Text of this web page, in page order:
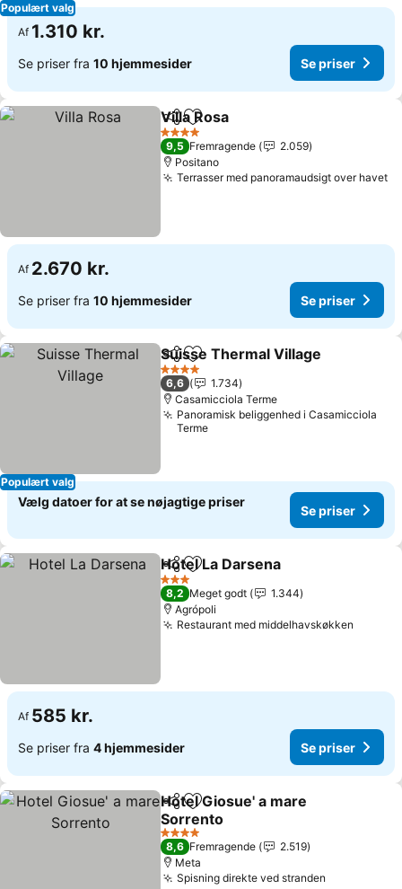
Populært valg
Af 1.310 kr.
Se priser fra 10 hjemmesider Se priser
Del Føj til favoritter
Villa Rosa
4 Stjerner
9,5 Fremragende
2.059
Positano
Terrasser med panoramaudsigt over havet
Af 2.670 kr.
Se priser fra 10 hjemmesider Se priser
Populært valg
Del Føj til favoritter
Suisse Thermal Village
4 Stjerner
6,6
1.734
Casamicciola Terme
Panoramisk beliggenhed i Casamicciola
Terme
Vælg datoer for at se nøjagtige priser
Se priser
Del Føj til favoritter
Hotel La Darsena
3 Stjerner
8,2 Meget godt
1.344
Agrópoli
Restaurant med middelhavskøkken
Af 585 kr.
Se priser fra 4 hjemmesider Se priser
Del Føj til favoritter
Hotel Giosue' a mare
Sorrento
4 Stjerner
8,6 Fremragende
2.519
Meta
Spisning direkte ved stranden